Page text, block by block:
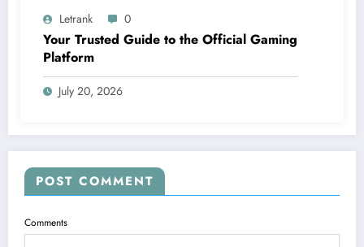
Letrank 0
Your Trusted Guide to the Official Gaming
Platform
July 20, 2026
POST COMMENT
Comments